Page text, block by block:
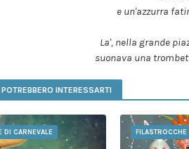
e un'azzurra
La', nella grande
suonava una
INTERESSARTI
DI CARNEVALE FILASTROCCHE